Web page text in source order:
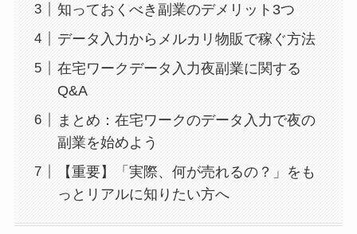
知っておくべき副業のデメリット3つ
データ入力からメルカリ物販で稼ぐ方法
在宅ワークデータ入力夜副業に関する
Q&A
まとめ：在宅ワークのデータ入力で夜の
副業を始めよう
【重要】「実際、何が売れるの？」をも
っとリアルに知りたい方へ